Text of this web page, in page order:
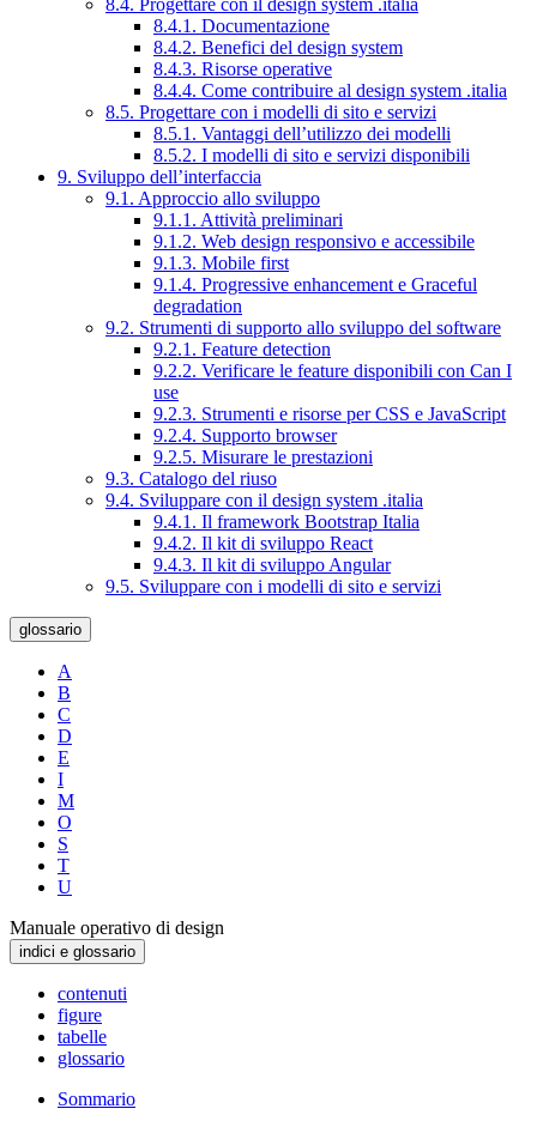
8.4. Progettare con il design system .italia
8.4.1. Documentazione
8.4.2. Benefici del design system
8.4.3. Risorse operative
8.4.4. Come contribuire al design system .italia
8.5. Progettare con i modelli di sito e servizi
8.5.1. Vantaggi dell’utilizzo dei modelli
8.5.2. I modelli di sito e servizi disponibili
9. Sviluppo dell’interfaccia
9.1. Approccio allo sviluppo
9.1.1. Attività preliminari
9.1.2. Web design responsivo e accessibile
9.1.3. Mobile first
9.1.4. Progressive enhancement e Graceful
degradation
9.2. Strumenti di supporto allo sviluppo del software
9.2.1. Feature detection
9.2.2. Verificare le feature disponibili con Can I
use
9.2.3. Strumenti e risorse per CSS e JavaScript
9.2.4. Supporto browser
9.2.5. Misurare le prestazioni
9.3. Catalogo del riuso
9.4. Sviluppare con il design system .italia
9.4.1. Il framework Bootstrap Italia
9.4.2. Il kit di sviluppo React
9.4.3. Il kit di sviluppo Angular
9.5. Sviluppare con i modelli di sito e servizi
glossario
A
B
C
D
E
I
M
O
S
T
U
Manuale operativo di design
indici e glossario
contenuti
figure
tabelle
glossario
Sommario